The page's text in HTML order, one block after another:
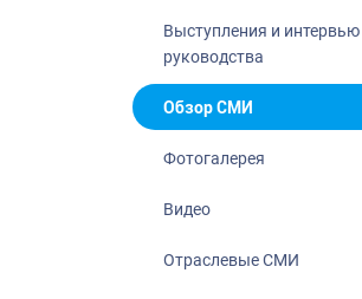
Выступления и интервью
руководства
Обзор СМИ
Фотогалерея
Видео
Отраслевые СМИ